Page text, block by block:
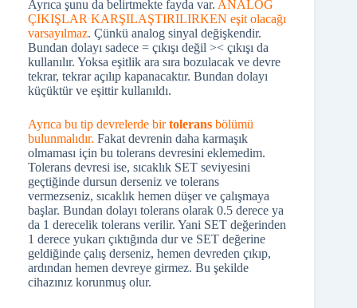
Ayrıca şunu da belirtmekte fayda var. ANALOG
ÇIKIŞLAR KARŞILAŞTIRILIRKEN eşit olacağı
varsayılmaz. Çünkü analog sinyal değişkendir.
Bundan dolayı sadece = çıkışı değil >< çıkışı da
kullanılır. Yoksa eşitlik ara sıra bozulacak ve devre
tekrar, tekrar açılıp kapanacaktır. Bundan dolayı
küçüktür ve eşittir kullanıldı.
Ayrıca bu tip devrelerde birtolerans bölümü
bulunmalıdır. Fakat devrenin daha karmaşık
olmaması için bu tolerans devresini eklemedim.
Tolerans devresi ise, sıcaklık SET seviyesini
geçtiğinde dursun derseniz ve tolerans
vermezseniz, sıcaklık hemen düşer ve çalışmaya
başlar. Bundan dolayı tolerans olarak 0.5 derece ya
da 1 derecelik tolerans verilir. Yani SET değerinden
1 derece yukarı çıktığında dur ve SET değerine
geldiğinde çalış derseniz, hemen devreden çıkıp,
ardından hemen devreye girmez. Bu şekilde
cihazınız korunmuş olur.